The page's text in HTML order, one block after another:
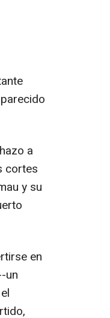
a
cortes
y su
en
un